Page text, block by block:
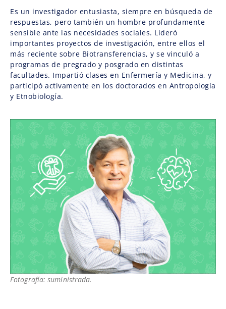
Es un investigador entusiasta, siempre en búsqueda de
respuestas, pero también un hombre profundamente
sensible ante las necesidades sociales. Lideró
importantes proyectos de investigación, entre ellos el
más reciente sobre Biotransferencias, y se vinculó a
programas de pregrado y posgrado en distintas
facultades. Impartió clases en Enfermería y Medicina, y
participó activamente en los doctorados en Antropología
y Etnobiología.
Fotografía: suministrada.